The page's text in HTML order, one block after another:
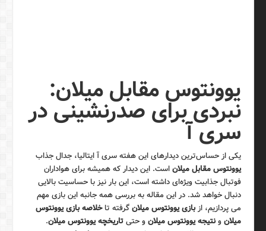
یوونتوس مقابل میلان:
نبردی برای صدرنشینی در
سری آ
یکی از حساس‌ترین دیدارهای این هفته سری آ ایتالیا، جدال جذاب
یوونتوس مقابل میلاناست. این دیدار که همیشه برای هواداران
فوتبال جذابیت ویژه‌ای داشته است، این بار نیز با حساسیت بالایی
دنبال خواهد شد. در این مقاله به بررسی همه جانبه این بازی مهم
می پردازیم، ازبازی یوونتوس میلانگرفته تاخلاصه بازی یوونتوس
میلانونتیجه یوونتوس میلانو حتیتاریخچه یوونتوس میلان.